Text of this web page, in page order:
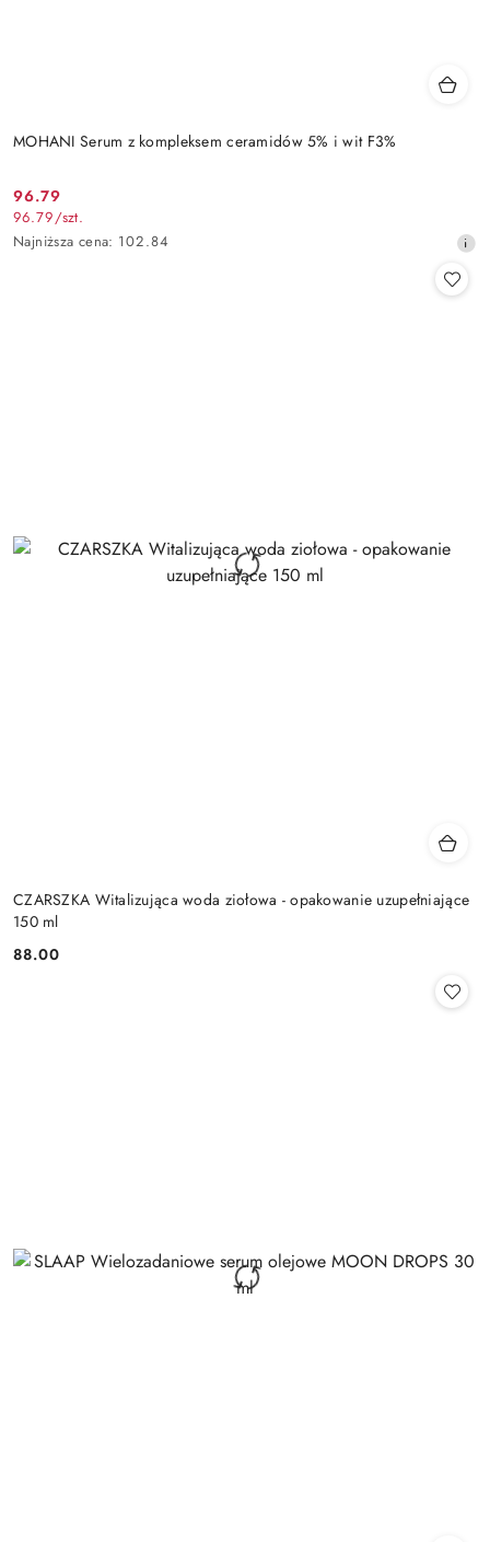
MOHANI Serum z kompleksem ceramidów 5% i wit F3%
Cena
promocyjna:
96.79
96.79/szt.
Najniższa
Najniższa cena: 102.84
CZARSZKA Witalizująca woda ziołowa - opakowanie uzupełniające
150 ml
Cena:
88.00